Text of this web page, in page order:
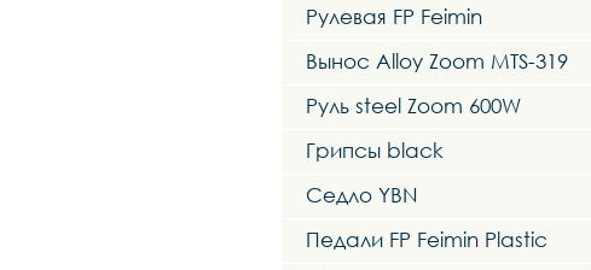
Рулевая FP Feimin
Вынос Alloy Zoom MTS-319
Руль steel Zoom 600W
Грипсы black
Седло YBN
Педали FP Feimin Plastic